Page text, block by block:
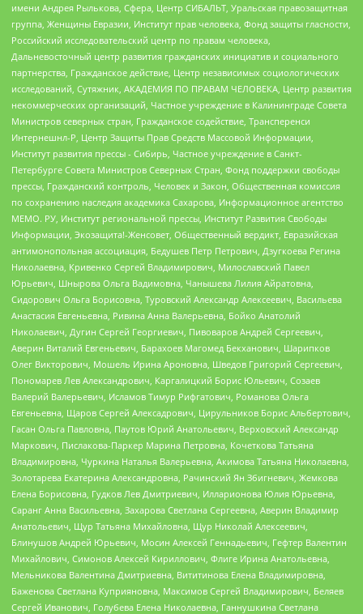
имени Андрея Рылькова, Сфера, Центр СИБАЛЬТ, Уральская правозащитная
группа, Женщины Евразии, Институт прав человека, Фонд защиты гласности,
Российский исследовательский центр по правам человека,
Дальневосточный центр развития гражданских инициатив и социального
партнерства, Гражданское действие, Центр независимых социологических
исследований, Сутяжник, АКАДЕМИЯ ПО ПРАВАМ ЧЕЛОВЕКА, Центр развития
некоммерческих организаций, Частное учреждение в Калининграде Совета
Министров северных стран, Гражданское содействие, Трансперенси
Интернешнл-Р, Центр Защиты Прав Средств Массовой Информации,
Институт развития прессы - Сибирь, Частное учреждение в Санкт-
Петербурге Совета Министров Северных Стран, Фонд поддержки свободы
прессы, Гражданский контроль, Человек и Закон, Общественная комиссия
по сохранению наследия академика Сахарова, Информационное агентство
МЕМО. РУ, Институт региональной прессы, Институт Развития Свободы
Информации, Экозащита!-Женсовет, Общественный вердикт, Евразийская
антимонопольная ассоциация, Бедушев Петр Петрович, Дзугкоева Регина
Николаевна, Кривенко Сергей Владимирович, Милославский Павел
Юрьевич, Шнырова Ольга Вадимовна, Чанышева Лилия Айратовна,
Сидорович Ольга Борисовна, Туровский Александр Алексеевич, Васильева
Анастасия Евгеньевна, Ривина Анна Валерьевна, Бойко Анатолий
Николаевич, Дугин Сергей Георгиевич, Пивоваров Андрей Сергеевич,
Аверин Виталий Евгеньевич, Барахоев Магомед Бекханович, Шарипков
Олег Викторович, Мошель Ирина Ароновна, Шведов Григорий Сергеевич,
Пономарев Лев Александрович, Каргалицкий Борис Юльевич, Созаев
Валерий Валерьевич, Исламов Тимур Рифгатович, Романова Ольга
Евгеньевна, Щаров Сергей Алексадрович, Цирульников Борис Альбертович,
Гасан Ольга Павловна, Паутов Юрий Анатольевич, Верховский Александр
Маркович, Пислакова-Паркер Марина Петровна, Кочеткова Татьяна
Владимировна, Чуркина Наталья Валерьевна, Акимова Татьяна Николаевна,
Золотарева Екатерина Александровна, Рачинский Ян Збигневич, Жемкова
Елена Борисовна, Гудков Лев Дмитриевич, Илларионова Юлия Юрьевна,
Саранг Анна Васильевна, Захарова Светлана Сергеевна, Аверин Владимир
Анатольевич, Щур Татьяна Михайловна, Щур Николай Алексеевич,
Блинушов Андрей Юрьевич, Мосин Алексей Геннадьевич, Гефтер Валентин
Михайлович, Симонов Алексей Кириллович, Флиге Ирина Анатольевна,
Мельникова Валентина Дмитриевна, Вититинова Елена Владимировна,
Баженова Светлана Куприяновна, Максимов Сергей Владимирович, Беляев
Сергей Иванович, Голубева Елена Николаевна, Ганнушкина Светлана